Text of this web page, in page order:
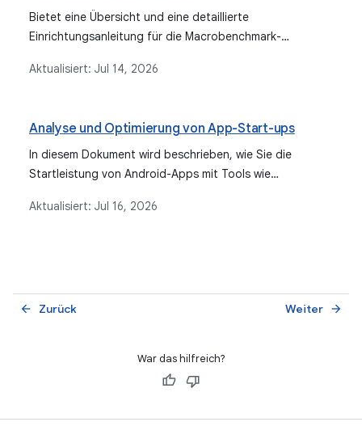
Bietet eine Übersicht und eine detaillierte
Einrichtungsanleitung für die Macrobenchmark-
App-Start und komplexer UI-Interaktionen verwendet
Aktualisiert: Jul 14, 2026
Analyse und Optimierung von App-Start-ups
In diesem Dokument wird beschrieben, wie Sie die
Startleistung von Android-Apps mit Tools wie
analysieren und optimieren können. Dabei geht es
Aktualisiert: Jul 16, 2026
Zurück
arrow_back Weiter arrow_forward
War das hilfreich?